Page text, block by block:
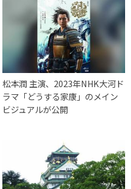
松本潤 主演、2023年NHK大河ド
ラマ「どうする家康」のメイン
ビジュアルが公開